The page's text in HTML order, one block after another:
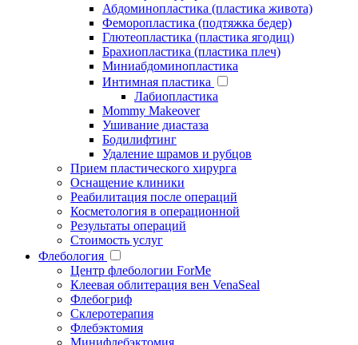
Абдоминопластика (пластика живота)
Феморопластика (подтяжка бедер)
Глютеопластика (пластика ягодиц)
Брахиопластика (пластика плеч)
Миниабдоминопластика
Интимная пластика
Лабиопластика
Mommy Makeover
Ушивание диастаза
Бодилифтинг
Удаление шрамов и рубцов
Прием пластического хирурга
Оснащение клиники
Реабилитация после операций
Косметология в операционной
Результаты операций
Стоимость услуг
Флебология
Центр флебологии ForMe
Клеевая облитерация вен VenaSeal
Флебогриф
Склеротерапия
Флебэктомия
Минифлебэктомия